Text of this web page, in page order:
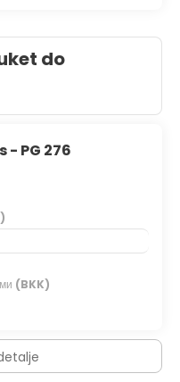
do
- PG 276
(BKK)